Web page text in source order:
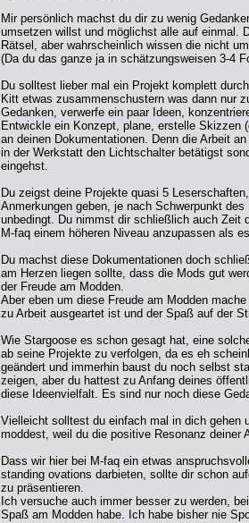
Mir persönlich machst du dir zu wenig
umsetzen willst und möglichst alle auf einmal.
Rätsel, aber wahrscheinlich wissen die nicht
(Da du das ganze ja in schätzungsweisen 3-4
Du solltest lieber mal ein Projekt komplett
Kitt etwas zusammenschustern was dann nur
Gedanken, verwerfe ein paar Ideen,
Entwickle ein Konzept, plane, erstelle Skizzen
an deinen Dokumentationen. Denn die Arbeit
in der Werkstatt den Lichtschalter betätigst
eingehst.
Du zeigst deine Projekte quasi 5
Anmerkungen geben, je nach Schwerpunkt
unbedingt. Du nimmst dir schließlich auch Zeit
M-faq einem höheren Niveau anzupassen als
Du machst diese Dokumentationen doch
am Herzen liegen sollte, dass die Mods gut
der Freude am Modden.
Aber eben um diese Freude am Modden
zu Arbeit ausgeartet ist und der Spaß auf der
Wie Stargoose es schon gesagt hat, eine
ab seine Projekte zu verfolgen, da es eh
geändert und immerhin baust du noch selbst
zeigen, aber du hattest zu Anfang deines
diese Ideenvielfalt. Es sind nur noch diese
Vielleicht solltest du einfach mal in dich gehen
moddest, weil du die positive Resonanz deiner
Dass wir hier bei M-faq ein etwas
standing ovations darbieten, sollte dir schon
zu präsentieren.
Ich versuche auch immer besser zu werden,
Spaß am Modden habe. Ich habe bisher nie